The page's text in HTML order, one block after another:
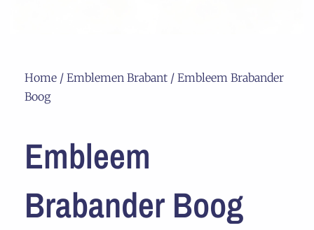
Home / Emblemen Brabant / Embleem Brabander
Boog
Embleem
Brabander Boog